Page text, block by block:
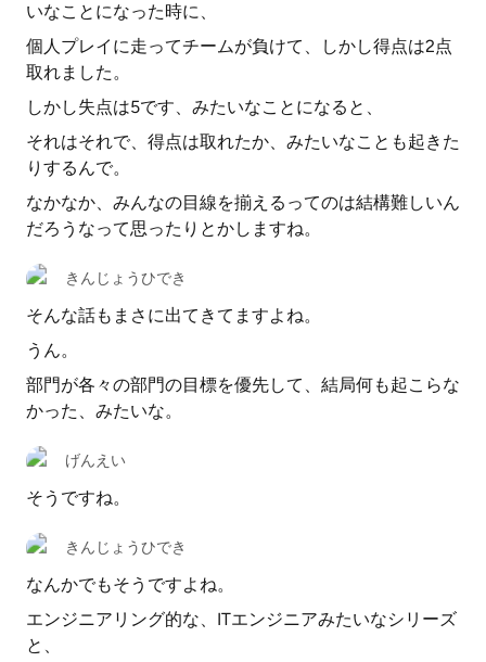
いなことになった時に、
個人プレイに走ってチームが負けて、しかし得点は2点
取れました。
しかし失点は5です、みたいなことになると、
それはそれで、得点は取れたか、みたいなことも起きた
りするんで。
なかなか、みんなの目線を揃えるってのは結構難しいん
だろうなって思ったりとかしますね。
きんじょうひでき
そんな話もまさに出てきてますよね。
うん。
部門が各々の部門の目標を優先して、結局何も起こらな
かった、みたいな。
げんえい
そうですね。
きんじょうひでき
なんかでもそうですよね。
エンジニアリング的な、ITエンジニアみたいなシリーズ
と、